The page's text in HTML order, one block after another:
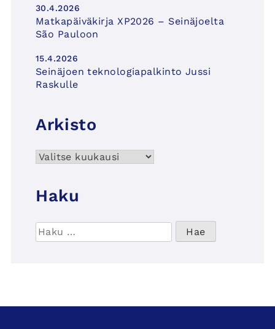
30.4.2026
Matkapäiväkirja XP2026 – Seinäjoelta
São Pauloon
15.4.2026
Seinäjoen teknologiapalkinto Jussi
Raskulle
Arkisto
Arkisto
Haku
Haku: